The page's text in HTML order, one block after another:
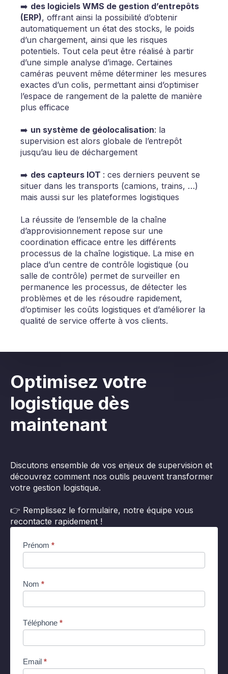
➡️ des logiciels WMS de gestion d’entrepôts
(ERP), offrant ainsi la possibilité d’obtenir
automatiquement un état des stocks, le poids
d’un chargement, ainsi que les risques
potentiels. Tout cela peut être réalisé à partir
d’une simple analyse d’image. Certaines
caméras peuvent même déterminer les mesures
exactes d’un colis, permettant ainsi d’optimiser
l’espace de rangement de la palette de manière
plus efficace
➡️ un système de géolocalisation: la
supervision est alors globale de l’entrepôt
jusqu’au lieu de déchargement
➡️ des capteurs IOT : ces derniers peuvent se
situer dans les transports (camions, trains, …)
mais aussi sur les plateformes logistiques
La réussite de l’ensemble de la chaîne
d’approvisionnement repose sur une
coordination efficace entre les différents
processus de la chaîne logistique. La mise en
place d’un centre de contrôle logistique (ou
salle de contrôle) permet de surveiller en
permanence les processus, de détecter les
problèmes et de les résoudre rapidement,
d’optimiser les coûts logistiques et d’améliorer la
qualité de service offerte à vos clients.
Optimisez votre
logistique dès
maintenant
Discutons ensemble de vos enjeux de supervision et
découvrez comment nos outils peuvent transformer
votre gestion logistique.
👉 Remplissez le formulaire, notre équipe vous
recontacte rapidement !
Contact
(FR) -
Prénom *
Nom *
Téléphone *
Email *